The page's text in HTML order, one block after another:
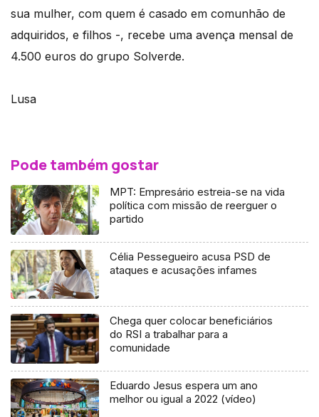
sua mulher, com quem é casado em comunhão de
adquiridos, e filhos -, recebe uma avença mensal de
4.500 euros do grupo Solverde.
Lusa
Pode também gostar
MPT: Empresário estreia-se na vida
política com missão de reerguer o
partido
Célia Pessegueiro acusa PSD de
ataques e acusações infames
Chega quer colocar beneficiários
do RSI a trabalhar para a
comunidade
Eduardo Jesus espera um ano
melhor ou igual a 2022 (vídeo)